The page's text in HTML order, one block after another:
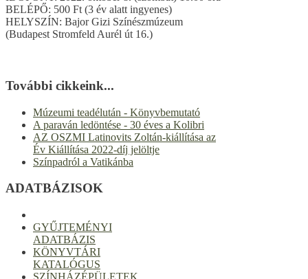
BELÉPŐ: 500 Ft (3 év alatt ingyenes)
HELYSZÍN: Bajor Gizi Színészmúzeum
(Budapest Stromfeld Aurél út 16.)
További cikkeink...
Múzeumi teadélután - Könyvbemutató
A paraván ledöntése - 30 éves a Kolibri
AZ OSZMI Latinovits Zoltán-kiállítása az
Év Kiállítása 2022-díj jelöltje
Színpadról a Vatikánba
ADATBÁZISOK
GYŰJTEMÉNYI
ADATBÁZIS
KÖNYVTÁRI
KATALÓGUS
SZÍNHÁZÉPÜLETEK